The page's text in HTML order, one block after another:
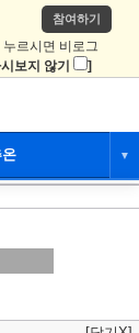
참여하기
누르시면 비로그
보지 않기 ]
온 ▼